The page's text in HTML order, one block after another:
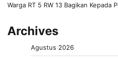
Warga RT 5 RW 13 Bagikan Kepada
Archives
Agustus 2026